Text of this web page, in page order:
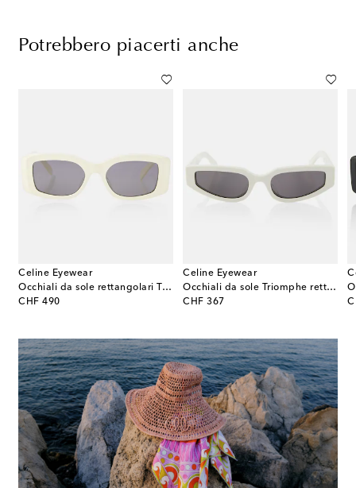
Potrebbero piacerti anche
Celine Eyewear
Occhiali da sole rettangolari Triomphe XL
CHF 490
original price
Celine Eyewear
Occhiali da sole Triomphe rettangolari
CHF 367
original price